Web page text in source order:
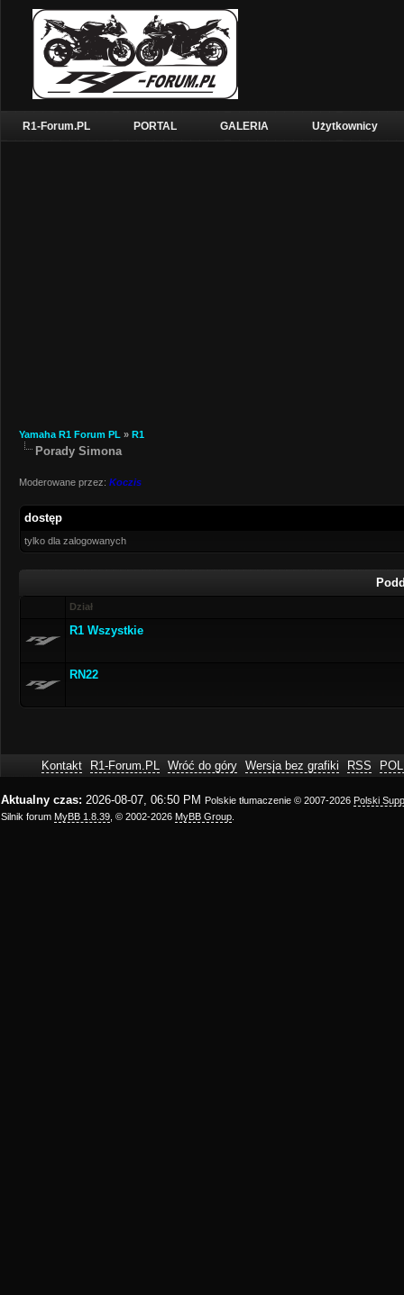
R1-Forum.PL PORTAL GALERIA Użytkownicy
Yamaha R1 Forum PL » R1
Porady Simona
Moderowane przez: Koczis
dostęp
tylko dla zalogowanych
Dział
R1 Wszystkie
RN22
Kontakt R1-Forum.PL Wróć do góry Wersja bez grafiki RSS
Aktualny czas: 2026-08-07, 06:50 PM Polskie tłumaczenie © 2007-2026 Polski
Silnik forum MyBB 1.8.39 , © 2002-2026 MyBB Group